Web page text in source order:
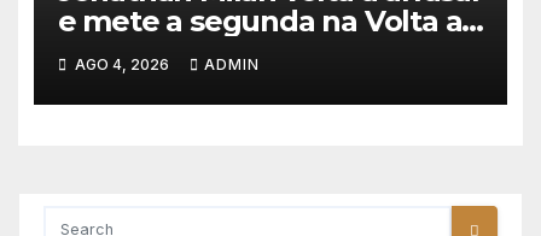
e mete a segunda na Volta a
Polónia 2026
AGO 4, 2026 ADMIN